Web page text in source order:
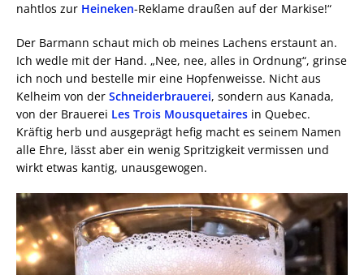
nahtlos zur Heineken-Reklame draußen auf der Markise!“
Der Barmann schaut mich ob meines Lachens erstaunt an.
Ich wedle mit der Hand. „Nee, nee, alles in Ordnung“, grinse
ich noch und bestelle mir eine Hopfenweisse. Nicht aus
Kelheim von der Schneiderbrauerei, sondern aus Kanada,
von der Brauerei Les Trois Mousquetaires in Quebec.
Kräftig herb und ausgeprägt hefig macht es seinem Namen
alle Ehre, lässt aber ein wenig Spritzigkeit vermissen und
wirkt etwas kantig, unausgewogen.